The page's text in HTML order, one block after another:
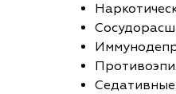
Седативные.